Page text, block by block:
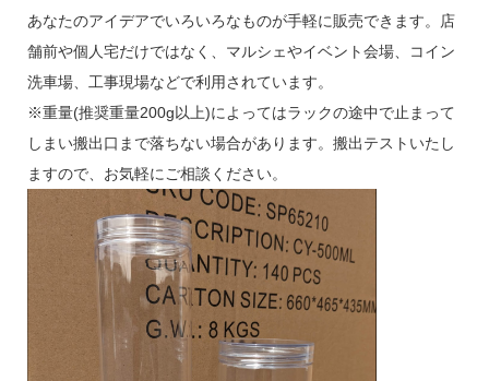
あなたのアイデアでいろいろなものが手軽に販売できます。店
舗前や個人宅だけではなく、マルシェやイベント会場、コイン
洗車場、工事現場などで利用されています。
※重量(推奨重量200g以上)によってはラックの途中で止まって
しまい搬出口まで落ちない場合があります。搬出テストいたし
ますので、お気軽にご相談ください。